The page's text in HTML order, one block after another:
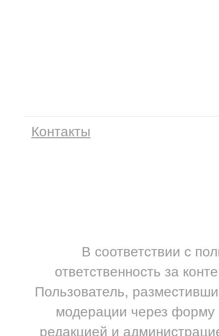
Контакты
В соответствии с
ответственность за
Пользователь,
модерации через форму
редакцией и